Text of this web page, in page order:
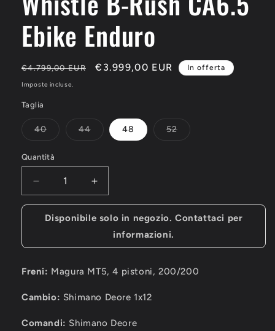
finestra
modale
Ebike Enduro
Prezzo
di
€4.799,00 EUR
Prezzo
€3.999,00 EUR In offerta
Imposte incluse.
Taglia
40Variante
non
disponibile
44Variante
esaurita
48 52Variante
Quantità
Quantità
Diminuisci
quantità
per
Whistle
Rush
Ebike
Aumenta
quantità
Whistle
Rush
Ebike
Disponibile solo in negozio. Contattaci per
informazioni.
Freni: Magura MT5, 4 pistoni, 200/200
Cambio: Shimano Deore 1x12
Comandi: Shimano Deore